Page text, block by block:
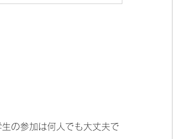
の参加は何人でも大丈夫で